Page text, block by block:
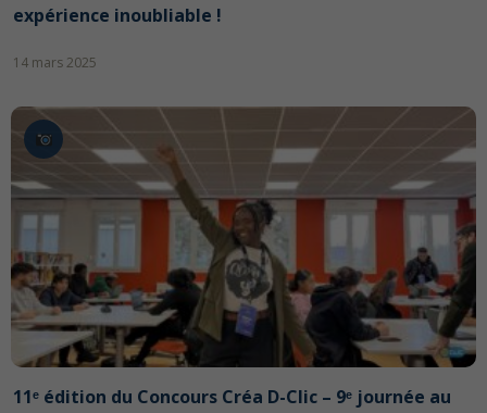
expérience inoubliable !
14 mars 2025
11ᵉ édition du Concours Créa D-Clic – 9ᵉ journée au